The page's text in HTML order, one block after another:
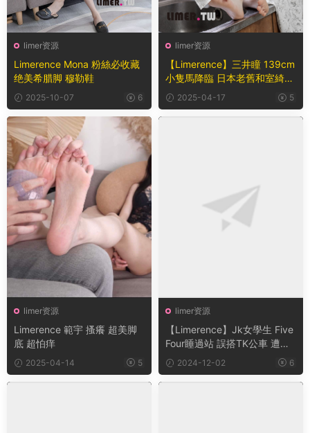
limer资源
Limerence Mona 粉絲必收藏
绝美希腊脚 穆勒鞋
2025-10-07 6
limer资源
【Limerence】三井瞳 139cm
小隻馬降臨 日本老舊和室綺麗
裸足2025-04-17 5
limer资源
Limerence 範宇 搔癢 超美脚
底 超怕痒
2025-04-14 5
limer资源
【Limerence】Jk女學生 Five
Four睡過站 誤搭TK公車 遭乘
客輪流玩
2024-12-02 6